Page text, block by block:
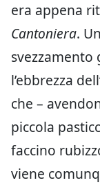
era appena
Cantoniera.
l’ebbrezza
che –
piccola
faccino
viene